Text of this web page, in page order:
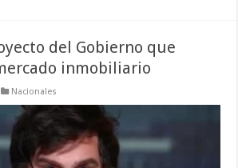
del Gobierno que
inmobiliario
Nacionales